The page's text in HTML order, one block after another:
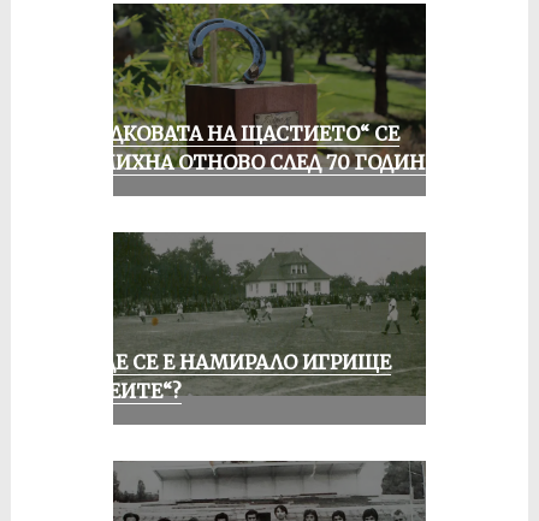
„ПОДКОВАТА НА ЩАСТИЕТО“ СЕ
УСМИХНА ОТНОВО СЛЕД 70 ГОДИНИ
КЪДЕ СЕ Е НАМИРАЛО ИГРИЩЕ
„АЛЕИТЕ“?